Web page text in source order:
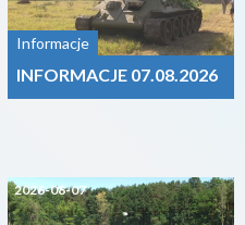
Informacje
INFORMACJE 07.08.2026
2026-08-07